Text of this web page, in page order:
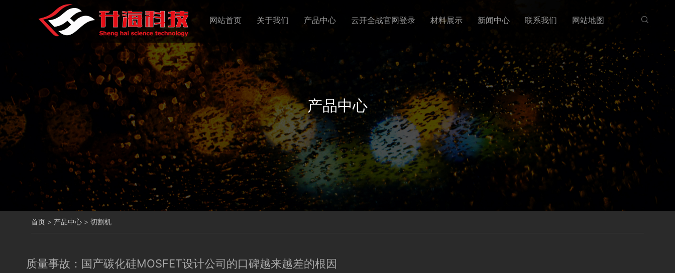

网站首页 关于我们 产品中心 云开全战官网登录 材料展示 新闻中心 联系我们 网站地图
产品中心
首页 > 产品中心 > 切割机
质量事故：国产碳化硅MOSFET设计公司的口碑越来越差的根因